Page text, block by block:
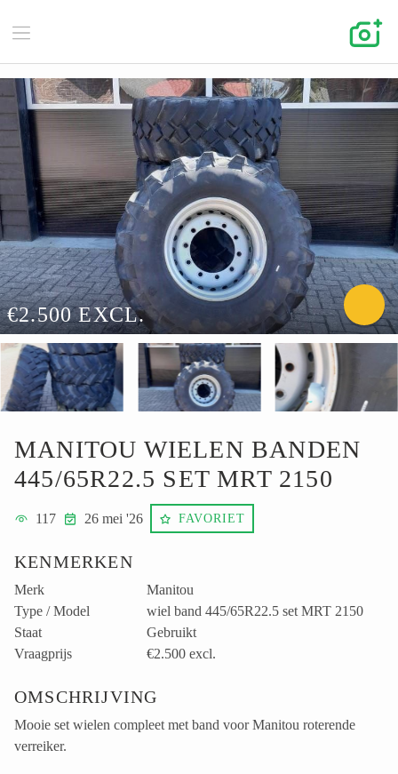
€2.500 EXCL.
MANITOU WIELEN BANDEN
445/65R22.5 SET MRT 2150
117 26 mei '26 FAVORIET
KENMERKEN
Merk
Manitou
Type / Model
wiel band 445/65R22.5 set MRT 2150
Staat
Gebruikt
Vraagprijs
€2.500 excl.
OMSCHRIJVING
Mooie set wielen compleet met band voor Manitou roterende
verreiker.